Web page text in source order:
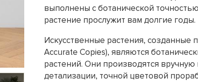
выполнены с ботанической
растение прослужит вам долгие годы.
Искусственные растения, созданные
Accurate Copies), являются
растений. Они производятся
детализации, точной цветовой